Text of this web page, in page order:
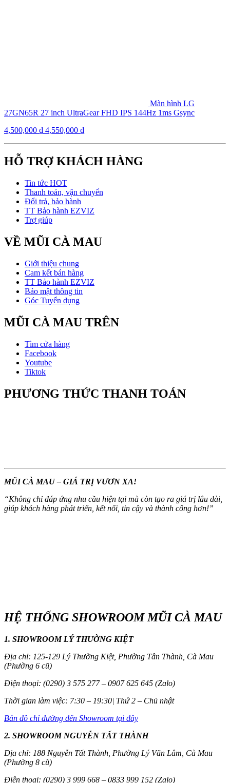
Màn hình LG
27GN65R 27 inch UltraGear FHD IPS 144Hz 1ms Gsync
4,500,000 ₫ 4,550,000 ₫
HỖ TRỢ KHÁCH HÀNG
Tin tức HOT
Thanh toán, vận chuyển
Đổi trả, bảo hành
TT Bảo hành EZVIZ
Trợ giúp
VỀ MŨI CÀ MAU
Giới thiệu chung
Cam kết bán hàng
TT Bảo hành EZVIZ
Bảo mật thông tin
Góc Tuyển dụng
MŨI CÀ MAU TRÊN
Tìm cửa hàng
Facebook
Youtube
Tiktok
PHƯƠNG THỨC THANH TOÁN
MŨI CÀ MAU – GIÁ TRỊ VƯƠN XA!
“Không chỉ đáp ứng nhu cầu hiện tại mà còn tạo ra giá trị lâu dài,
giúp khách hàng phát triển, kết nối, tin cậy và thành công hơn!”
HỆ THỐNG SHOWROOM MŨI CÀ MAU
1. SHOWROOM LÝ THƯỜNG KIỆT
Địa chỉ: 125-129 Lý Thường Kiệt, Phường Tân Thành, Cà Mau
(Phường 6 cũ)
Điện thoại: (0290) 3 575 277 – 0907 625 645 (Zalo)
Thời gian làm việc: 7:30 – 19:30| Thứ 2 – Chủ nhật
Bản đồ chỉ đường đến Showroom tại đây
2. SHOWROOM NGUYỄN TẤT THÀNH
Địa chỉ: 188 Nguyễn Tất Thành, Phường Lý Văn Lâm, Cà Mau
(Phường 8 cũ)
Điện thoại: (0290) 3 999 668 – 0833 999 152 (Zalo)